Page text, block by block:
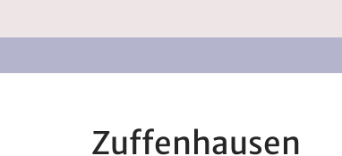
Zuffenhausen